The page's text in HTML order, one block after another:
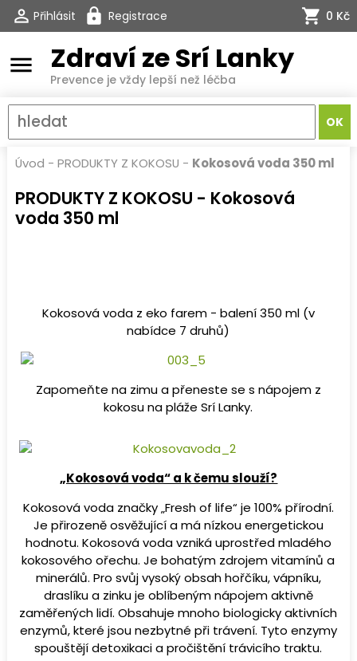
Přihlásit Registrace 0 Kč
menu Zdraví ze Srí Lanky
Prevence je vždy lepší než léčba
Úvod - PRODUKTY Z KOKOSU - Kokosová voda 350 ml
PRODUKTY Z KOKOSU - Kokosová
voda 350 ml
Kokosová voda z eko farem - balení 350 ml (v
nabídce 7 druhů)
Zapomeňte na zimu a přeneste se s nápojem z
kokosu na pláže Srí Lanky.
„Kokosová voda“ a k čemu slouží?
Kokosová voda značky „Fresh of life“ je 100% přírodní.
Je přirozeně osvěžující a má nízkou energetickou
hodnotu. Kokosová voda vzniká uprostřed mladého
kokosového ořechu. Je bohatým zdrojem vitamínů a
minerálů. Pro svůj vysoký obsah hořčíku, vápníku,
draslíku a zinku je oblíbeným nápojem aktivně
zaměřených lidí. Obsahuje mnoho biologicky aktivních
enzymů, které jsou nezbytné při trávení. Tyto enzymy
spouštějí detoxikaci a pročištění trávicího traktu.